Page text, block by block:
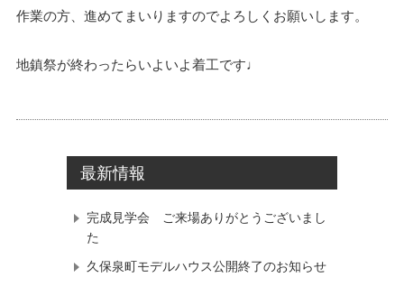
作業の方、進めてまいりますのでよろしくお願いします。
地鎮祭が終わったらいよいよ着工です♩
最新情報
完成見学会 ご来場ありがとうございまし
た
久保泉町モデルハウス公開終了のお知らせ